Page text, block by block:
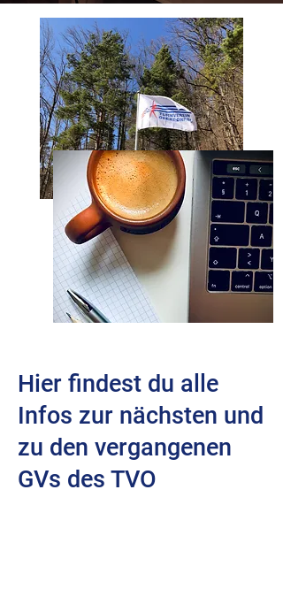
Hier findest du alle
Infos zur nächsten und
zu den vergangenen
GVs des TVO